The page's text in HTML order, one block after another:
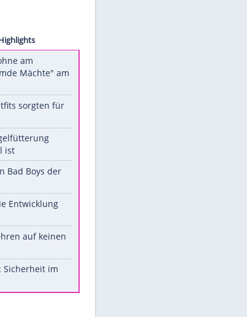
Unsere Themen-Highlights
Sprengstoff-Drohne am
Flughafen: "Fremde Mächte" am
Werk?
Aufruhr!
Was bei der Vogelfütterung